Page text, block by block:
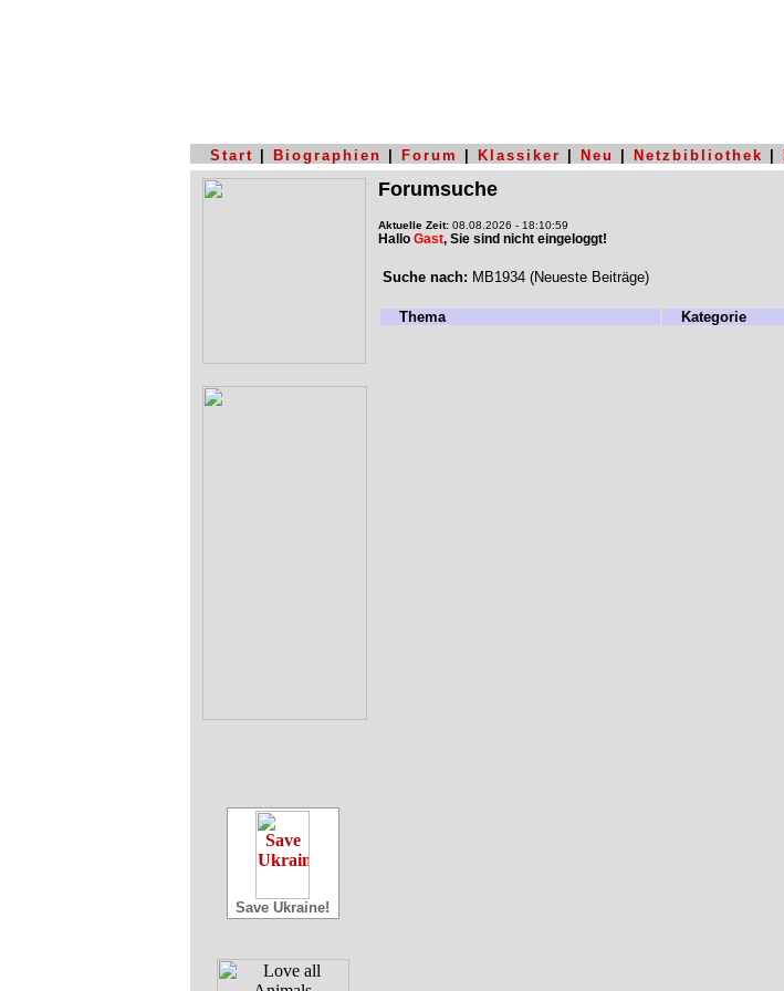
Start Biographien Forum Klassiker Neu Netzbibliothek
Save Ukraine!
Forumsuche
Aktuelle Zeit: 08.08.2026 - 18:10:59
Hallo Gast, Sie sind nicht eingeloggt!
Suche nach: MB1934 (Neueste Beiträge)
Thema Kategorie